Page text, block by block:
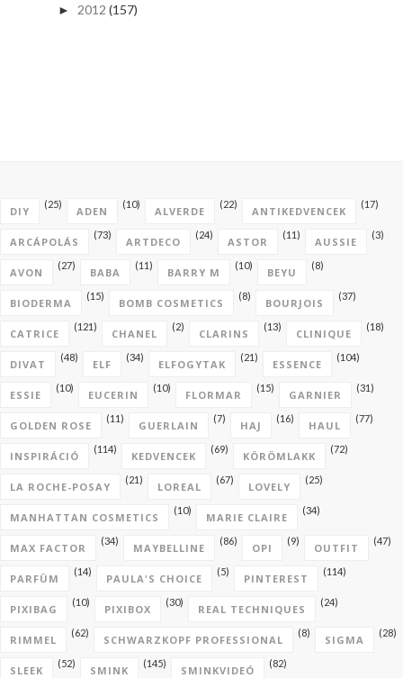
► 2012 (157)
DIY
(25)
ADEN
(10)
ALVERDE
(22)
ANTIKEDVENCEK
(17)
ARCÁPOLÁS
(73)
ARTDECO
(24)
ASTOR
(11)
AUSSIE
(3)
AVON
(27)
BABA
(11)
BARRY M
(10)
BEYU
(8)
BIODERMA
(15)
BOMB COSMETICS
(8)
BOURJOIS
(37)
CATRICE
(121)
CHANEL
(2)
CLARINS
(13)
CLINIQUE
(18)
DIVAT
(48)
ELF
(34)
ELFOGYTAK
(21)
ESSENCE
(104)
ESSIE
(10)
EUCERIN
(10)
FLORMAR
(15)
GARNIER
(31)
GOLDEN ROSE
(11)
GUERLAIN
(7)
HAJ
(16)
HAUL
(77)
INSPIRÁCIÓ
(114)
KEDVENCEK
(69)
KÖRÖMLAKK
(72)
LA ROCHE-POSAY
(21)
LOREAL
(67)
LOVELY
(25)
MANHATTAN COSMETICS
(10)
MARIE CLAIRE
(34)
MAX FACTOR
(34)
MAYBELLINE
(86)
OPI
(9)
OUTFIT
(47)
PARFÜM
(14)
PAULA'S CHOICE
(5)
PINTEREST
(114)
PIXIBAG
(10)
PIXIBOX
(30)
REAL TECHNIQUES
(24)
RIMMEL
(62)
SCHWARZKOPF PROFESSIONAL
(8)
SIGMA
(28)
SLEEK
(52)
SMINK
(145)
SMINKVIDEÓ
(82)